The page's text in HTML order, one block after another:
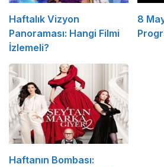
Haftalık Vizyon
Panoraması: Hangi Filmi
İzlemeli?
8
Haftanın Bombası: